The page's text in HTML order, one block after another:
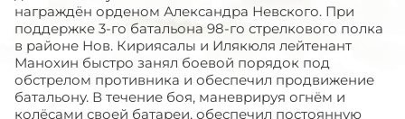
награждён орденом Александра Невского. При
поддержке 3-го батальона 98-го стрелкового полка
в районе Нов. Кириясалы и Илякюля лейтенант
Манохин быстро занял боевой порядок под
обстрелом противника и обеспечил продвижение
батальону. В течение боя, маневрируя огнём и
колёсами своей батареи, обеспечил постоянную